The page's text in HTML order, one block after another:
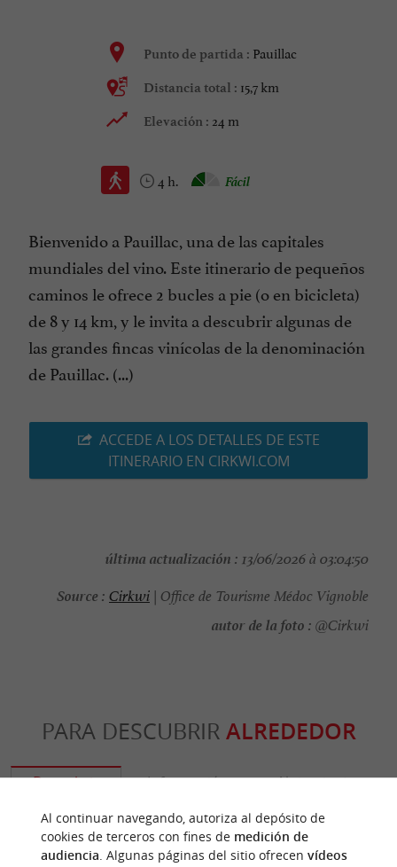
Punto de partida : Pauillac
Distancia total : 15,7 km
Elevación : 24 m
4 h. Fácil
Bienvenido a Pauillac, una de las capitales
mundiales del vino. Este itinerario de pequeños
caminos le ofrece 2 bucles a pie (o en bicicleta)
de 8 y 14 km, y le invita a descubrir algunas de
las grandes fincas vinícolas de la denominación
de Pauillac. (...)
ACCEDE A LOS DETALLES DE ESTE
ITINERARIO EN CIRKWI.COM
última actualización : 13/06/2026 à 03:04:50
Source : Cirkwi | Office de Tourisme Médoc Vignoble
autor de la foto : @Cirkwi
PARA DESCUBRIR ALREDEDOR
Descubrir Información Alojamiento
Al continuar navegando, autoriza al depósito de
cookies de terceros con fines de medición de
audiencia. Algunas páginas del sitio ofrecen vídeos